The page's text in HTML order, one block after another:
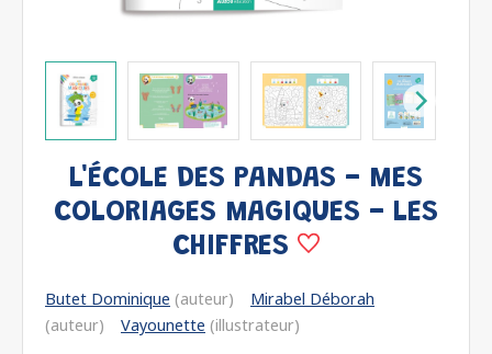
L'ÉCOLE DES PANDAS - MES
COLORIAGES MAGIQUES - LES
CHIFFRES
Butet Dominique (auteur)
Mirabel Déborah
(auteur)
Vayounette (illustrateur)